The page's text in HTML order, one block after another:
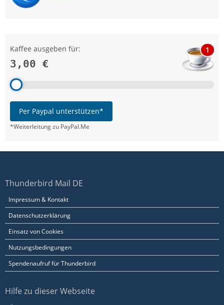
Kaffee ausgeben für:
3,00 €
1
Per Paypal unterstützen*
*Weiterleitung zu PayPal.Me
Thunderbird Mail DE
Impressum & Kontakt
Datenschutzerklärung
Einsatz von Cookies
Nutzungsbedingungen
Spendenaufruf für Thunderbird
Hilfe zu dieser Webseite